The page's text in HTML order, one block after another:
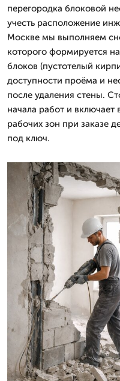
перегородка блоковой
учесть расположение
Москве мы выполняем
которого формируется
блоков (пустотелый
доступности проёма и
после удаления стены.
начала работ и
рабочих зон при заказе
под ключ.